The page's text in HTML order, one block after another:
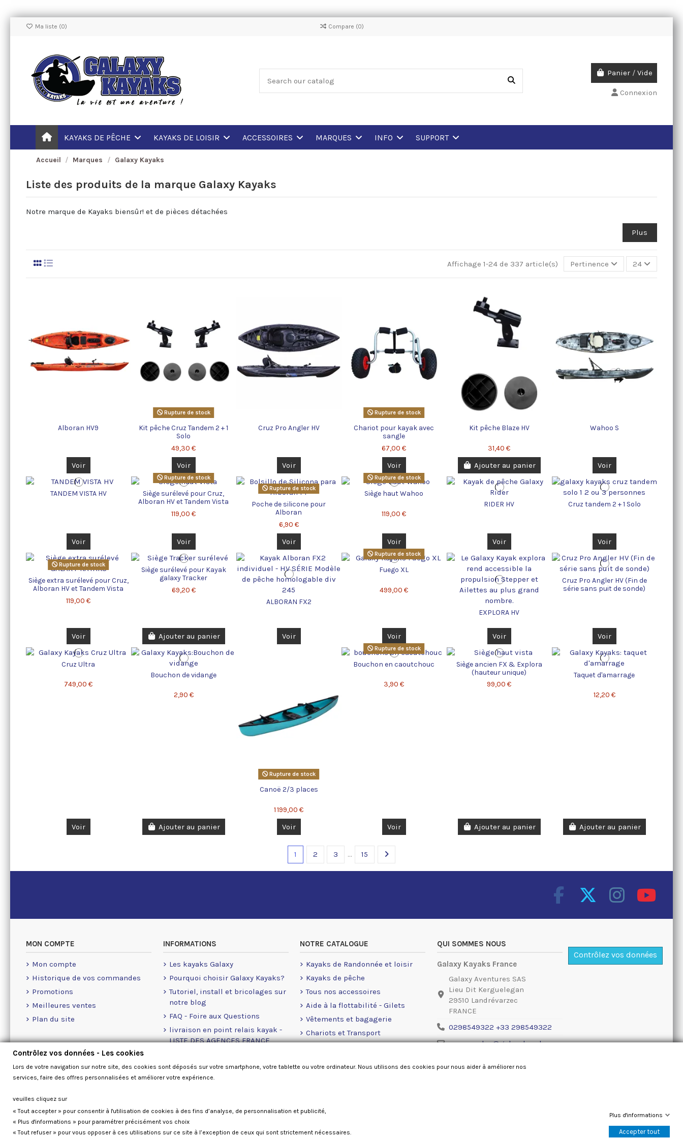
Ma liste (0) Compare (0)
Panier /Vide
Connexion
KAYAKS DE PÊCHE KAYAKS DE LOISIR ACCESSOIRES MARQUES INFO SUPPORT
Accueil Marques Galaxy Kayaks
Liste des produits de la marque Galaxy Kayaks
Notre marque de Kayaks biensûr! et de pièces détachées
Plus
Affichage 1-24 de 337 article(s) Pertinence 24
Alboran HV9
Voir
Rupture de stock
Kit pêche Cruz Tandem 2 + 1
Solo
49,30 €
Voir
Cruz Pro Angler HV
Voir
Rupture de stock
Chariot pour kayak avec
sangle
67,00 €
Voir
Kit pêche Blaze HV
31,40 €
Ajouter au panier
Wahoo S
Voir
TANDEM VISTA HV
Voir
Rupture de stock
Siège surélevé pour Cruz,
Alboran HV et Tandem Vista
119,00 €
Voir
Rupture de stock
Poche de silicone pour
Alboran
6,90 €
Voir
Rupture de stock
Siège haut Wahoo
119,00 €
Voir
RIDER HV
Voir
Cruz tandem 2 + 1 Solo
Voir
Rupture de stock
Siège extra surélevé pour Cruz,
Alboran HV et Tandem Vista
119,00 €
Voir
Siège surélevé pour Kayak
galaxy Tracker
69,20 €
Ajouter au panier
ALBORAN FX2
Voir
Rupture de stock
Fuego XL
499,00 €
Voir
EXPLORA HV
Voir
Cruz Pro Angler HV (Fin de
série sans puit de sonde)
Voir
Cruz Ultra
749,00 €
Voir
Bouchon de vidange
2,90 €
Ajouter au panier
Rupture de stock
Canoë 2/3 places
1 199,00 €
Voir
Rupture de stock
Bouchon en caoutchouc
3,90 €
Voir
Siège ancien FX & Explora
(hauteur unique)
99,00 €
Ajouter au panier
Taquet d'amarrage
12,20 €
Ajouter au panier
1 2 3 … 15
MON COMPTE
Mon compte
Historique de vos commandes
Promotions
Meilleures ventes
Plan du site
INFORMATIONS
Les kayaks Galaxy
Pourquoi choisir Galaxy Kayaks?
Tutoriel, install et bricolages sur
notre blog
FAQ - Foire aux Questions
livraison en point relais kayak -
LISTE DES AGENCES FRANCE
A propos des Cookies
Nous contacter
NOTRE CATALOGUE
Kayaks de Randonnée et loisir
Kayaks de pêche
Tous nos accessoires
Aide à la flottabilité - Gilets
Vêtements et bagagerie
Chariots et Transport
QUI SOMMES NOUS
Galaxy Kayaks France
Galaxy Aventures SAS
Lieu Dit Kerguelegan
29510 Landrévarzec
FRANCE
0298549322 +33 298549322
commandes@galaxykayaks.eu
Contrôlez vos données
Contrôlez vos données - Les cookies
Lors de votre navigation sur notre site, des cookies sont déposés sur votre smartphone, votre tablette ou votre ordinateur. Nous utilisons des cookies pour nous aider à améliorer nos
services, faire des offres personnalisées et améliorer votre expérience.
veuilles cliquez sur
« Tout accepter » pour consentir à l'utilisation de cookies à des fins d’analyse, de personnalisation et publicité,
« Plus d'informations » pour paramétrer précisément vos choix
« Tout refuser » pour vous opposer à ces utilisations sur ce site à l’exception de ceux qui sont strictement nécessaires.
Plus d'informations
Accepter tout